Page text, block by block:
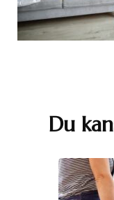
Du